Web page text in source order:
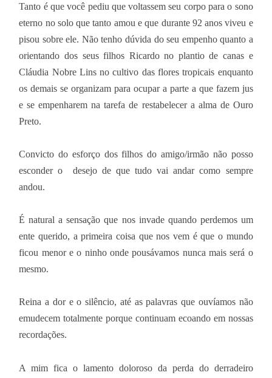
Tanto é que você pediu que voltassem seu corpo para o sono
eterno no solo que tanto amou e que durante 92 anos viveu e
pisou sobre ele. Não tenho dúvida do seu empenho quanto a
orientando dos seus filhos Ricardo no plantio de canas e
Cláudia Nobre Lins no cultivo das flores tropicais enquanto
os demais se organizam para ocupar a parte a que fazem jus
e se empenharem na tarefa de restabelecer a alma de Ouro
Preto.
Convicto do esforço dos filhos do amigo/irmão não posso
esconder o desejo de que tudo vai andar como sempre
andou.
É natural a sensação que nos invade quando perdemos um
ente querido, a primeira coisa que nos vem é que o mundo
ficou menor e o ninho onde pousávamos nunca mais será o
mesmo.
Reina a dor e o silêncio, até as palavras que ouvíamos não
emudecem totalmente porque continuam ecoando em nossas
recordações.
A mim fica o lamento doloroso da perda do derradeiro